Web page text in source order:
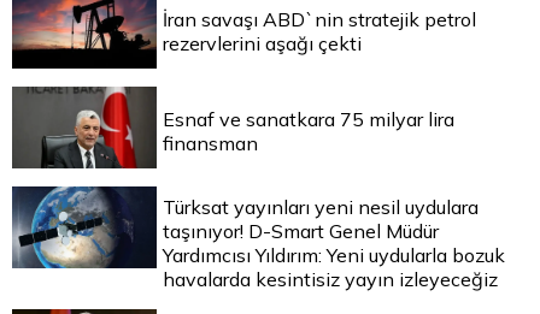
İran savaşı ABD`nin stratejik petrol
rezervlerini aşağı çekti
Esnaf ve sanatkara 75 milyar lira
finansman
Türksat yayınları yeni nesil uydulara
taşınıyor! D-Smart Genel Müdür
Yardımcısı Yıldırım: Yeni uydularla bozuk
havalarda kesintisiz yayın izleyeceğiz